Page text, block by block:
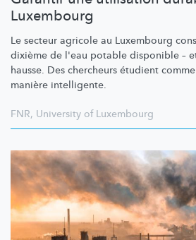
Luxembourg
Le secteur agricole au Luxembourg
dixième de l'eau potable disponible –
hausse. Des chercheurs étudient
manière intelligente.
FNR, University of Luxembourg